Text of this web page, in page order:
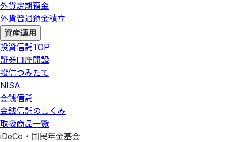
外貨定期預金
外貨普通預金積立
資産運用
投資信託TOP
証券口座開設
投信つみたて
NISA
金銭信託
金銭信託のしくみ
取扱商品一覧
iDeCo・国民年金基金